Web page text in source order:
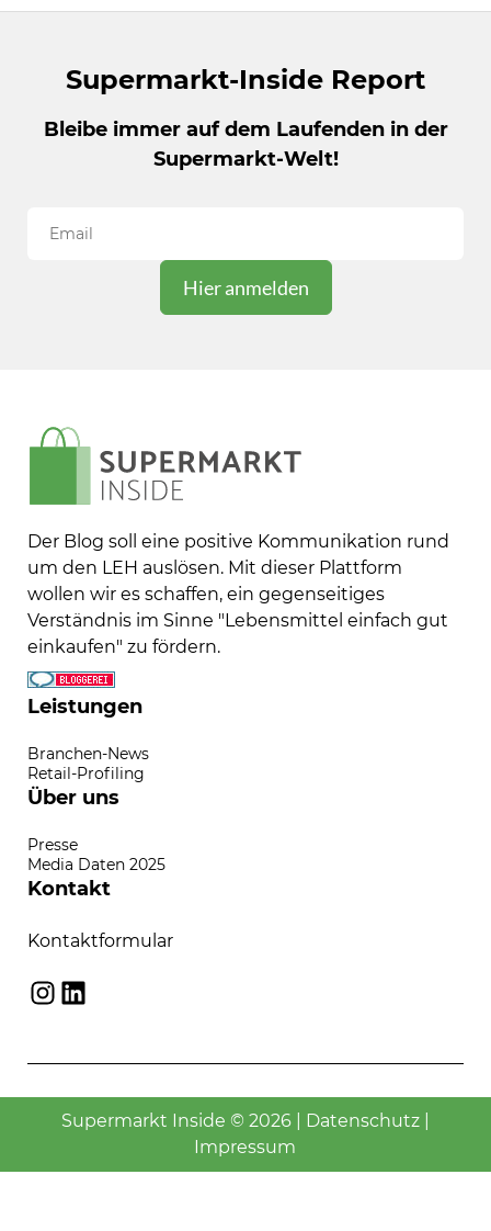
Supermarkt-Inside Report
Bleibe immer auf dem Laufenden in der
Supermarkt-Welt!
Der Blog soll eine positive Kommunikation rund
um den LEH auslösen. Mit dieser Plattform
wollen wir es schaffen, ein gegenseitiges
Verständnis im Sinne "Lebensmittel einfach gut
einkaufen" zu fördern.
Leistungen
Branchen-News
Retail-Profiling
Über uns
Presse
Media Daten 2025
Kontakt
Kontaktformular
Instagram
LinkedIn
Supermarkt Inside © 2026 | Datenschutz|
Impressum